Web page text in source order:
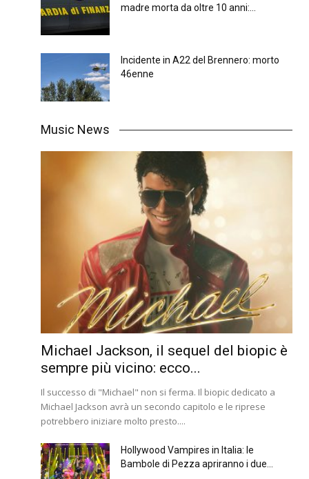
madre morta da oltre 10 anni:...
Incidente in A22 del Brennero: morto
46enne
Music News
Michael Jackson, il sequel del biopic è
sempre più vicino: ecco...
Il successo di "Michael" non si ferma. Il biopic dedicato a
Michael Jackson avrà un secondo capitolo e le riprese
potrebbero iniziare molto presto....
Hollywood Vampires in Italia: le
Bambole di Pezza apriranno i due...